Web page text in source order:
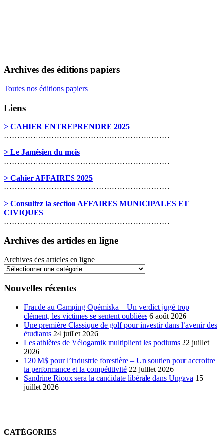
Archives des éditions papiers
Toutes nos éditions papiers
Liens
> CAHIER ENTREPRENDRE 2025
………………………………………………………
> Le Jamésien du mois
………………………………………………………
> Cahier AFFAIRES 2025
………………………………………………………
> Consultez la section AFFAIRES MUNICIPALES ET
CIVIQUES
………………………………………………………
Archives des articles en ligne
Archives des articles en ligne
Nouvelles récentes
Fraude au Camping Opémiska – Un verdict jugé trop
clément, les victimes se sentent oubliées 6 août 2026
Une première Classique de golf pour investir dans l’avenir des
étudiants 24 juillet 2026
Les athlètes de Vélogamik multiplient les podiums 22 juillet
2026
120 M$ pour l’industrie forestière – Un soutien pour accroitre
la performance et la compétitivité 22 juillet 2026
Sandrine Rioux sera la candidate libérale dans Ungava 15
juillet 2026
CATÉGORIES